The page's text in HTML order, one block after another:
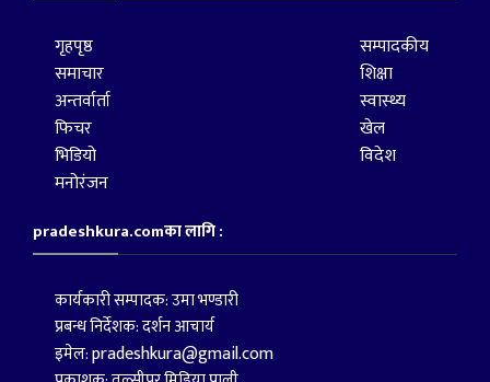
गृहपृष्ठ
समाचार
अन्तर्वार्ता
फिचर
भिडियो
मनोरंजन
सम्पादकीय
शिक्षा
स्वास्थ्य
खेल
विदेश
pradeshkura.comका लागि :
कार्यकारी सम्पादक: उमा भण्डारी
प्रबन्ध निर्देशक: दर्शन आचार्य
इमेल:pradeshkura@gmail.com